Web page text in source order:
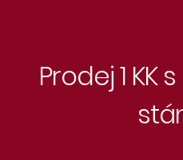
Prodej 1 KK